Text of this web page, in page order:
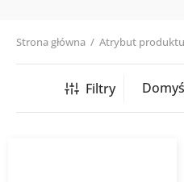
Strona główna / Atrybut
Filtry